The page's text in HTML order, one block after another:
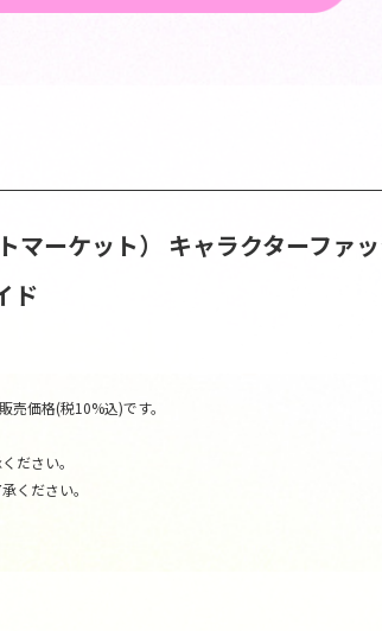
ーケット）
キャラクターファ
ド
価格(税10%込)です。
ださい。
ください。